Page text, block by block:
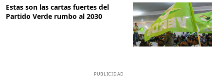
Estas son las cartas fuertes del
Partido Verde rumbo al 2030
PUBLICIDAD